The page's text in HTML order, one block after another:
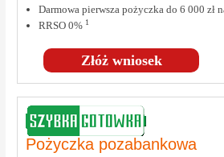
Złóż wniosek
Darmowa pierwsza pożyczka do 6 000 zł
RRSO 0% 1
Pożyczka pozabankowa